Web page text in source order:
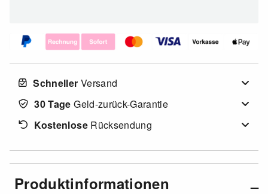
Schneller Versand
30 Tage Geld-zurück-Garantie
KostenloseRücksendung
Produktinformationen